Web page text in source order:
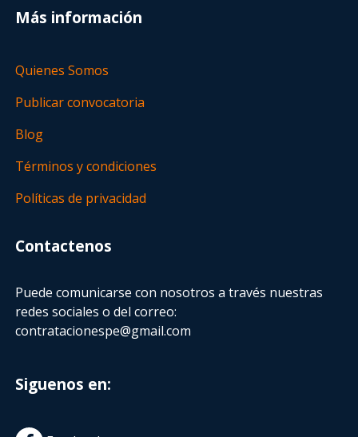
Más información
Quienes Somos
Publicar convocatoria
Blog
Términos y condiciones
Políticas de privacidad
Contactenos
Puede comunicarse con nosotros a través nuestras
redes sociales o del correo:
contratacionespe@gmail.com
Siguenos en: